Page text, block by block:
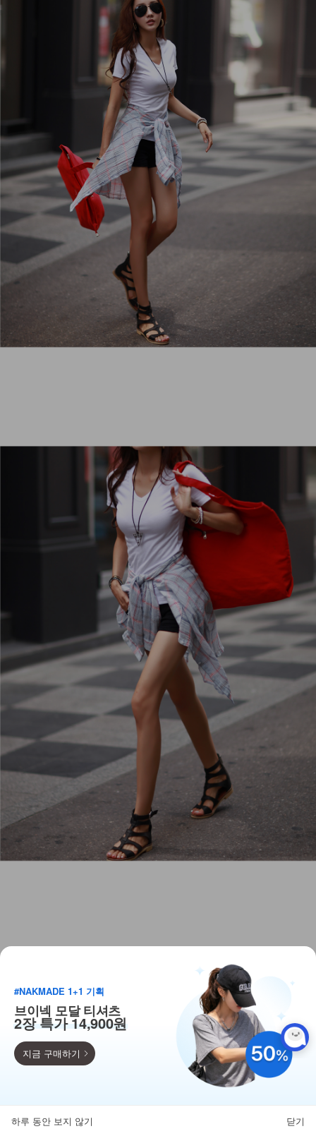
득템찬스
#NAKMADE 1+1 기획
브이넥 모달 티셔츠
2장 특가 14,900원
지금 구매하기
하루 동안 보지 않기 닫기
뒤로가기 카테고리 마이페이지